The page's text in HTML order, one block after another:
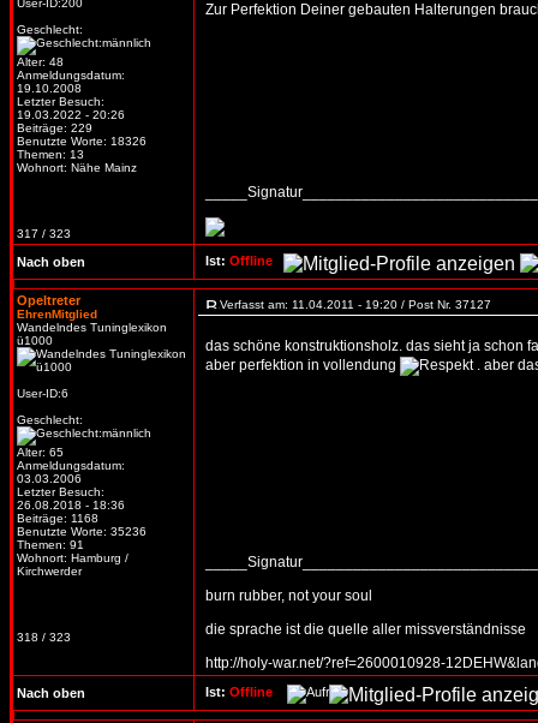
User-ID:200
Geschlecht:
Alter: 48
Anmeldungsdatum:
19.10.2008
Letzter Besuch:
19.03.2022 - 20:26
Beiträge: 229
Benutzte Worte: 18326
Themen: 13
Wohnort: Nähe Mainz
317 / 323
Zur Perfektion Deiner gebauten Halterungen
Nach oben Ist: Offline
Opeltreter
EhrenMitglied
Wandelndes Tuninglexikon
ü1000
User-ID:6
Geschlecht:
Alter: 65
Anmeldungsdatum:
03.03.2006
Letzter Besuch:
26.08.2018 - 18:36
Beiträge: 1168
Benutzte Worte: 35236
Themen: 91
Wohnort: Hamburg /
Kirchwerder
318 / 323
Verfasst am: 11.04.2011 - 19:20 / Post Nr. 37127
das schöne konstruktionsholz. das sieht ja schon
aber perfektion in vollendung
. aber
burn rubber, not your soul
die sprache ist die quelle aller missverständnisse
http://holy-war.net/?ref=2600010928-
Nach oben Ist: Offline